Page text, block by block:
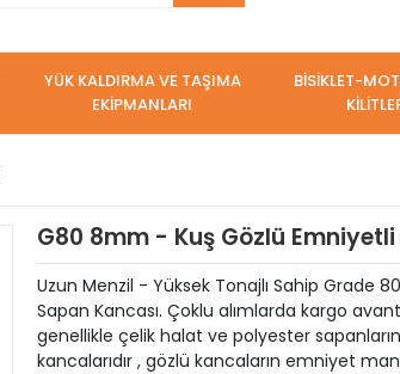
YÜK KALDIRMA VE TAŞIMA
EKİPMANLARI
BİSİKLET-
G80 8mm - Kuş Gözlü
Uzun Menzil - Yüksek Tonajlı Sahip Grade
Sapan Kancası. Çoklu alımlarda kargo
genellikle çelik halat ve polyester
kancalarıdır , gözlü kancaların emniyet